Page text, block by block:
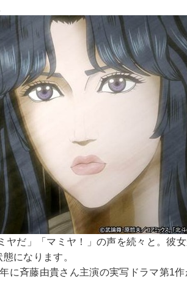
だ」「マミヤ！」の声を続々と。彼
になります。
斉藤由貴さん主演の実写ドラマ第1